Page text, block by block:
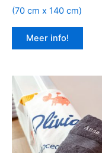
(70 cm x 140 cm)
Meer info!